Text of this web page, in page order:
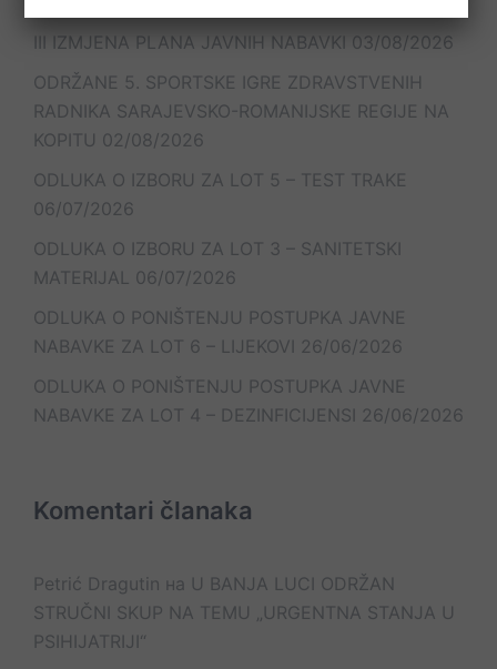
III IZMJENA PLANA JAVNIH NABAVKI 03/08/2026
ODRŽANE 5. SPORTSKE IGRE ZDRAVSTVENIH
RADNIKA SARAJEVSKO-ROMANIJSKE REGIJE NA
KOPITU 02/08/2026
ODLUKA O IZBORU ZA LOT 5 – TEST TRAKE
06/07/2026
ODLUKA O IZBORU ZA LOT 3 – SANITETSKI
MATERIJAL 06/07/2026
ODLUKA O PONIŠTENJU POSTUPKA JAVNE
NABAVKE ZA LOT 6 – LIJEKOVI 26/06/2026
ODLUKA O PONIŠTENJU POSTUPKA JAVNE
NABAVKE ZA LOT 4 – DEZINFICIJENSI 26/06/2026
Komentari članaka
Petrić Dragutin на U BANJA LUCI ODRŽAN
STRUČNI SKUP NA TEMU „URGENTNA STANJA U
PSIHIJATRIJI“